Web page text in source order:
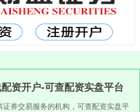
资开户-可查配资实盘平台
券交易服务的机构，可查配资实盘平